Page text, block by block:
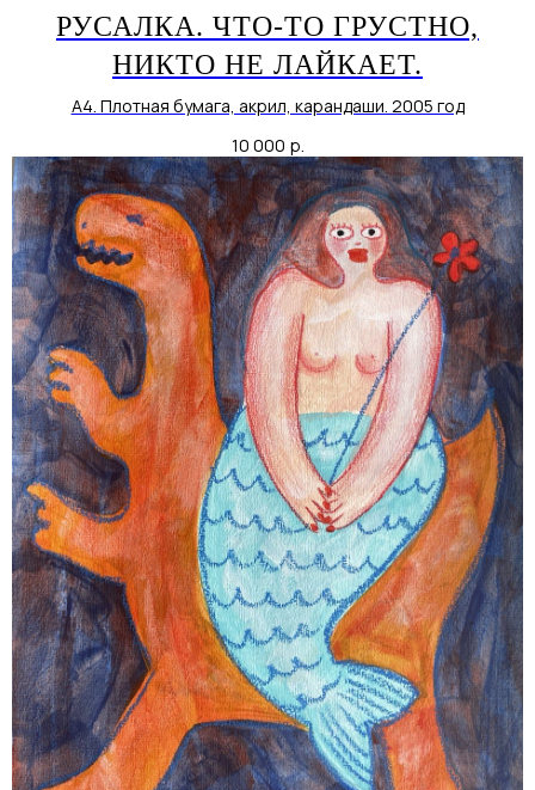
РУСАЛКА. ЧТО-ТО ГРУСТНО,
НИКТО НЕ ЛАЙКАЕТ.
А4. Плотная бумага, акрил, карандаши. 2005 год
10 000 р.